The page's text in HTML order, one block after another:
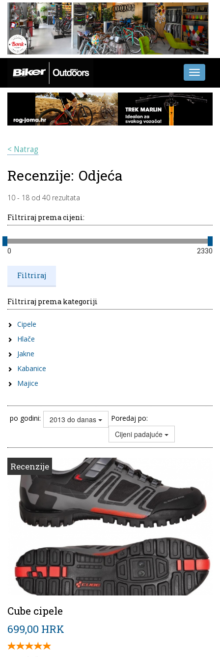
Toggle
< Natrag
Recenzije: Odjeća
10 - 18 od 40 rezultata
Filtriraj prema cijeni:
0 2330
Filtriraj prema kategoriji
Cipele
Hlače
Jakne
Kabanice
Majice
po godini: 2013 do danas Poredaj po:
Cijeni padajuće
Recenzije
Cube cipele
699,00 HRK